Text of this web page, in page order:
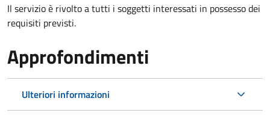
Il servizio è rivolto a tutti i soggetti interessati in possesso dei
requisiti previsti.
Approfondimenti
Ulteriori informazioni